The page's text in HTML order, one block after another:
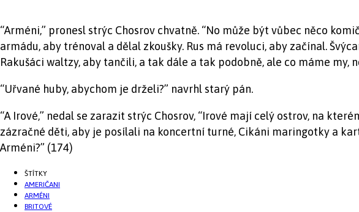
“Arméni,” pronesl strýc Chosrov chvatně. “No může být vůbec něco
armádu, aby trénoval a dělal zkoušky. Rus má revoluci, aby začínal.
Rakušáci waltzy, aby tančili, a tak dále a tak podobně, ale co máme my,
“Uřvané huby, abychom je drželi?” navrhl starý pán.
“A Irové,” nedal se zarazit strýc Chosrov, “Irové mají celý ostrov, na
zázračné děti, aby je posílali na koncertní turné, Cikáni maringotky a
Arméni?” (174)
ŠTÍTKY
AMERIČANI
ARMÉNI
BRITOVÉ